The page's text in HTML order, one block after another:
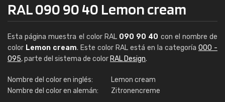
RAL 090 90 40 Lemon cream
Esta página muestra el color RAL 090 90 40 con el nombre de
color Lemon cream. Este color RAL está en la categoría 000 -
095, parte del sistema de color RAL Design.
Nombre del color en inglés:
Lemon cream
Nombre del color en alemán:
Zitronencreme